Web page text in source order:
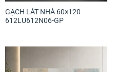
GẠCH LÁT NHÀ 60×120
612LU612N06-GP